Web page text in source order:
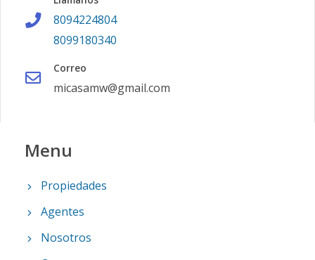
8094224804
8099180340
Correo
micasamw@gmail.com
Menu
Propiedades
Agentes
Nosotros